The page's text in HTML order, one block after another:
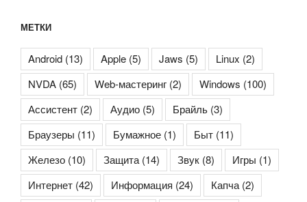
МЕТКИ
Android (13) Apple (5) Jaws (5) Linux (2)
NVDA (65) Web-мастеринг (2) Windows (100)
Ассистент (2) Аудио (5) Брайль (3)
Браузеры (11) Бумажное (1) Быт (11)
Железо (10) Защита(14) Звук (8) Игры (1)
Интернет (42) Информация (24) Капча(2)